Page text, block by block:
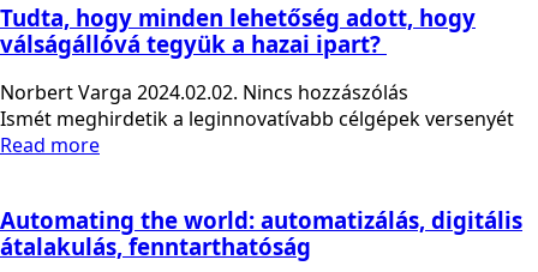
Tudta, hogy minden lehetőség adott, hogy
válságállóvá tegyük a hazai ipart?
Norbert Varga 2024.02.02. Nincs hozzászólás
Ismét meghirdetik a leginnovatívabb célgépek versenyét
Read more
Automating the world: automatizálás, digitális
átalakulás, fenntarthatóság